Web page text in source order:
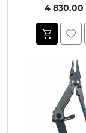
4 830.00